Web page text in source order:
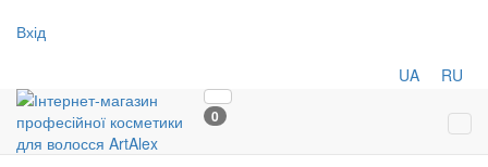
Вхід
UA RU
0